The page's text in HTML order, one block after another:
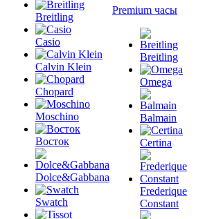
Breitling
Casio
Calvin Klein
Chopard
Moschino
Восток
Dolce&Gabbana
Swatch
Premium часы
Breitling
Omega
Balmain
Certina
Frederique
Constant